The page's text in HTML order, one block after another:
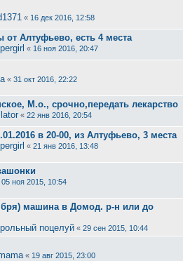
« 16 дек 2016, 12:58
от Алтуфьево, есть 4 места
« 16 ноя 2016, 20:47
« 31 окт 2016, 22:22
М.о., срочно,передать лекарство
« 22 янв 2016, 20:54
в 20-00, из Алтуфьево, 3 места
« 21 янв 2016, 13:48
05 ноя 2015, 10:54
машина в Домод. р-н или до
поцелуй « 29 сен 2015, 10:44
« 19 авг 2015, 23:00